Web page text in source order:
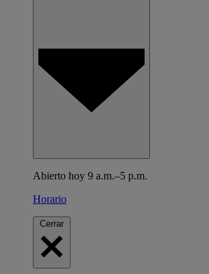
Abierto hoy 9 a.m.–5 p.m.
Horario
Cerrar